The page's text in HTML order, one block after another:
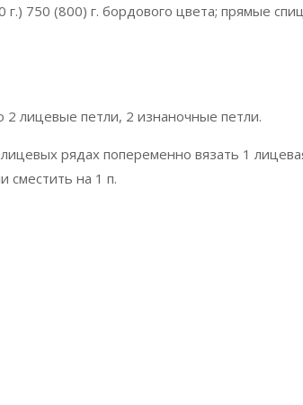
г.) 750 (800) г. бордового цвета; прямые
2 лицевые петли, 2 изнаночные петли.
рядах попеременно вязать 1
сместить на 1 п.